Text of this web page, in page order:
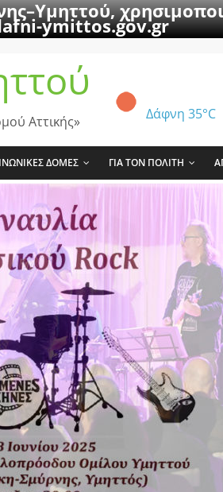
ymittos.gov.gr
Δάφνη 35°C
Αττικής»
ΔΟΜΕΣ ΓΙΑ ΤΟΝ ΠΟΛΙΤΗ